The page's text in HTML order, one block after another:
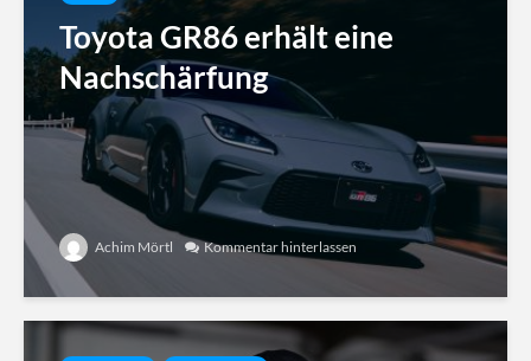
Toyota GR86 erhält eine
Nachschärfung
Achim Mörtl Kommentar hinterlassen